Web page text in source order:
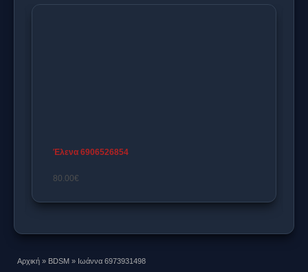
Maria 6993018573
0€
Αρχική » BDSM » Ιωάννα 6973931498